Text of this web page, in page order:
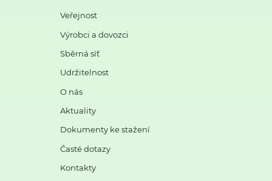
Veřejnost
Výrobci a dovozci
Sběrná síť
Udržitelnost
O nás
Aktuality
Dokumenty ke stažení
Časté dotazy
Kontakty